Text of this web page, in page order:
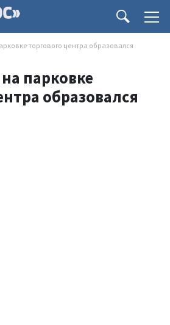
торгового центра образовался
парковке
образовался